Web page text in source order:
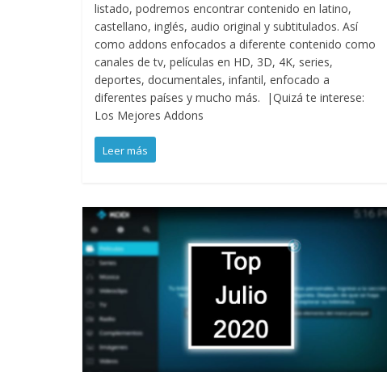
listado, podremos encontrar contenido en latino,
castellano, inglés, audio original y subtitulados. Así
como addons enfocados a diferente contenido como
canales de tv, películas en HD, 3D, 4K, series,
deportes, documentales, infantil, enfocado a
diferentes países y mucho más. |Quizá te interese:
Los Mejores Addons
Leer más